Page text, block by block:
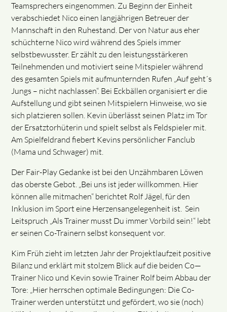
Teamsprechers eingenommen. Zu Beginn der Einheit
verabschiedet Nico einen langjährigen Betreuer der
Mannschaft in den Ruhestand. Der von Natur aus eher
schüchterne Nico wird während des Spiels immer
selbstbewusster. Er zählt zu den leistungsstärkeren
Teilnehmenden und motiviert seine Mitspieler während
des gesamten Spiels mit aufmunternden Rufen „Auf geht´s
Jungs – nicht nachlassen“. Bei Eckbällen organisiert er die
Aufstellung und gibt seinen Mitspielern Hinweise, wo sie
sich platzieren sollen. Kevin überlässt seinen Platz im Tor
der Ersatztorhüterin und spielt selbst als Feldspieler mit.
Am Spielfeldrand fiebert Kevins persönlicher Fanclub
(Mama und Schwager) mit.
Der Fair-Play Gedanke ist bei den Unzähmbaren Löwen
das oberste Gebot. „Bei uns ist jeder willkommen. Hier
können alle mitmachen“ berichtet Rolf Jägel, für den
Inklusion im Sport eine Herzensangelegenheit ist. Sein
Leitspruch „Als Trainer musst Du immer Vorbild sein!“ lebt
er seinen Co-Trainern selbst konsequent vor.
Kim Früh zieht im letzten Jahr der Projektlaufzeit positive
Bilanz und erklärt mit stolzem Blick auf die beiden Co—
Trainer Nico und Kevin sowie Trainer Rolf beim Abbau der
Tore: „Hier herrschen optimale Bedingungen: Die Co-
Trainer werden unterstützt und gefördert, wo sie (noch)